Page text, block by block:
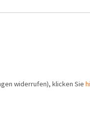
widerrufen), klicken Sie